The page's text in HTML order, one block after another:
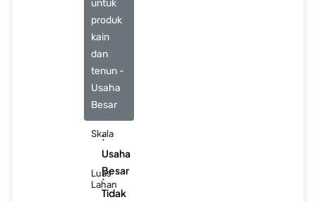
untuk
produk
kain
dan
tenun -
Usaha
Besar
Skala
:
Usaha
Besar
Luas
Lahan
:
Tidak